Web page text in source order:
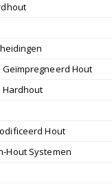
Hout
Hardhout
Hout
Hout Systemen